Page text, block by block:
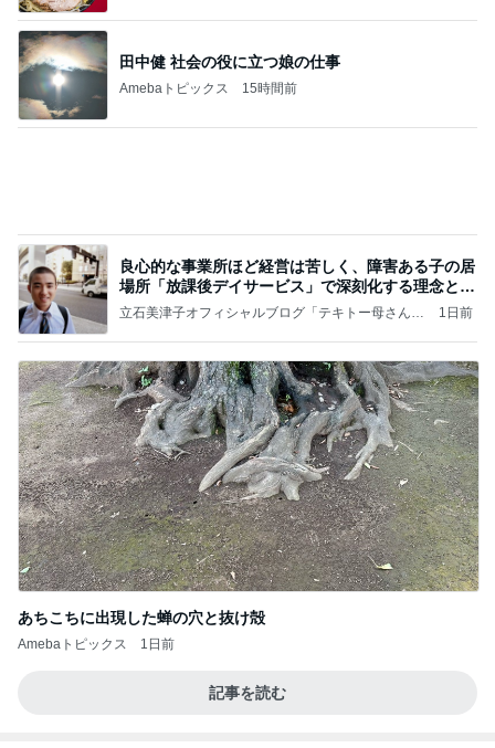
田中健 社会の役に立つ娘の仕事
Amebaトピックス 15時間前
良心的な事業所ほど経営は苦しく、障害ある子の居
場所「放課後デイサービス」で深刻化する理念と現
実の
立石美津子オフィシャルブログ「テキトー母さんの
1日前
あちこちに出現した蝉の穴と抜け殻
Amebaトピックス 1日前
記事を読む